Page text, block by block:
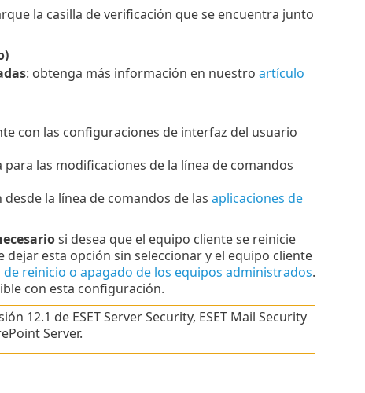
la casilla de verificación que se encuentra junto
: obtenga más información en nuestro artículo
con las configuraciones de interfaz del usuario
las modificaciones de la línea de comandos
la línea de comandos de las aplicaciones de
si desea que el equipo cliente se reinicie
esta opción sin seleccionar y el equipo cliente
reinicio o apagado de los equipos administrados.
con esta configuración.
12.1 de ESET Server Security, ESET Mail Security
Server.